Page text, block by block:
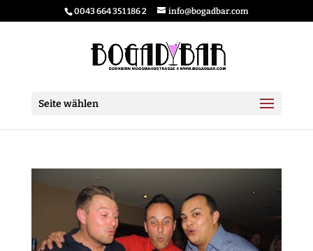
0043 664 351 186 2 info@bogadbar.com
Seite wählen